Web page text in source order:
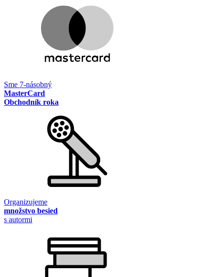
Sme 7-násobný
MasterCard
Obchodník roka
Organizujeme
množstvo besied
s autormi